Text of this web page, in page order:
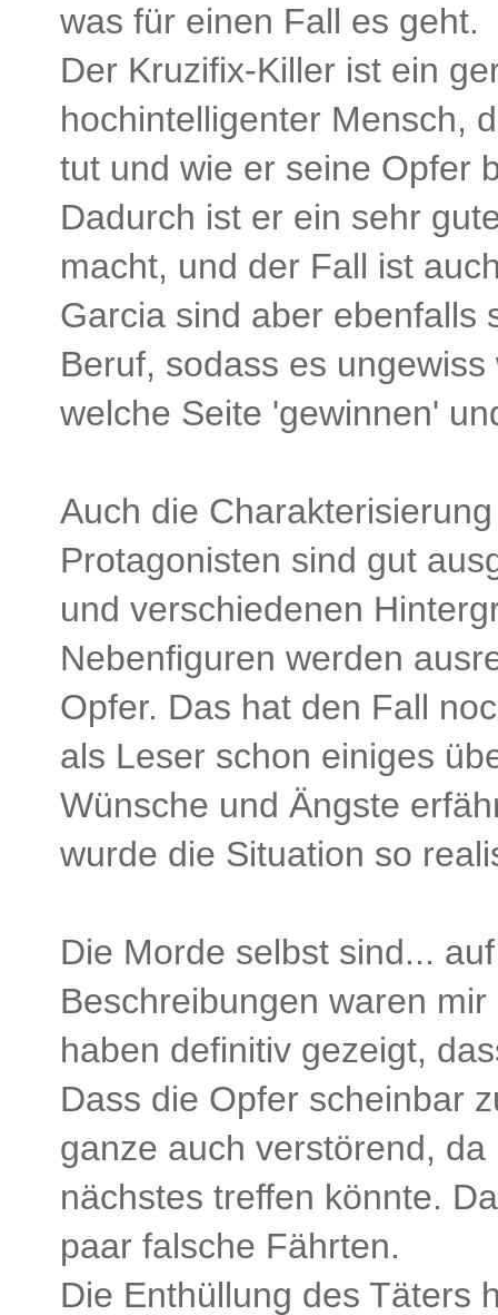
was für einen Fall es geht.
Der Kruzifix-Killer ist ein
hochintelligenter Mensch,
tut und wie er seine Opfer
Dadurch ist er ein sehr
macht, und der Fall ist
Garcia sind aber ebenfalls
Beruf, sodass es
welche Seite 'gewinnen'
Auch die
Protagonisten sind gut
und verschiedenen
Nebenfiguren werden
Opfer. Das hat den Fall
als Leser schon einiges
Wünsche und Ängste
wurde die Situation so
Die Morde selbst sind...
Beschreibungen waren
haben definitiv gezeigt,
Dass die Opfer scheinbar
ganze auch verstörend,
nächstes treffen könnte.
paar falsche Fährten.
Die Enthüllung des Täters